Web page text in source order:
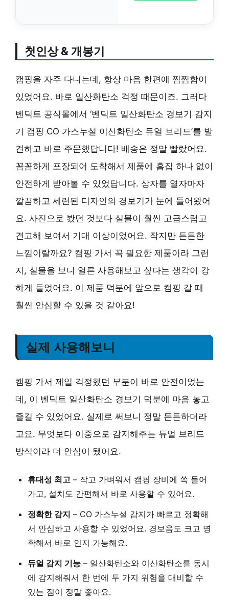
첫인상 & 개봉기
캠핑을 자주 다니는데, 항상 마음 한편에 찜찜함이
있었어요. 바로 일산화탄소 걱정 때문이죠. 그러다
벤딕트 공식몰에서 ‘벤딕트 일산화탄소 경보기 감지
기 캠핑 CO 가스누설 이산화탄소 듀얼 브리드’를 발
견하고 바로 주문했답니다! 배송은 정말 빨랐어요.
꼼꼼하게 포장되어 도착해서 제품에 흠집 하나 없이
안전하게 받아볼 수 있었답니다. 상자를 열자마자
깔끔하고 세련된 디자인의 경보기가 눈에 들어왔어
요. 사진으로 봤던 것보다 실물이 훨씬 고급스럽고
견고해 보여서 기대 이상이었어요. 작지만 든든한
느낌이랄까요? 캠핑 가서 꼭 필요한 제품이라 그런
지, 실물을 보니 얼른 사용해보고 싶다는 생각이 강
하게 들었어요. 이 제품 덕분에 앞으로 캠핑 갈 때
훨씬 안심할 수 있을 것 같아요!
실제 사용해보니
캠핑 가서 제일 걱정했던 부분이 바로 안전이었는
데, 이 벤딕트 일산화탄소 경보기 덕분에 마음 놓고
즐길 수 있었어요. 실제로 써보니 정말 든든하더라
고요. 무엇보다 이중으로 감지해주는 듀얼 브리드
방식이라 더 안심이 됐어요.
휴대성 최고 – 작고 가벼워서 캠핑 장비에 쏙 들어
가고, 설치도 간편해서 바로 사용할 수 있어요.
정확한 감지 – CO 가스누설 감지가 빠르고 정확해
서 안심하고 사용할 수 있었어요. 경보음도 크고 명
확해서 바로 인지 가능해요.
듀얼 감지 기능 – 일산화탄소와 이산화탄소를 동시
에 감지해줘서 한 번에 두 가지 위험을 대비할 수
있는 점이 정말 좋아요.